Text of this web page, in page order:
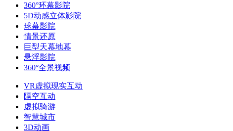
360°环幕影院
5D动感立体影院
球幕影院
情景还原
巨型天幕地幕
悬浮影院
360°全景视频
VR虚拟现实互动
隔空互动
虚拟骑游
智慧城市
3D动画